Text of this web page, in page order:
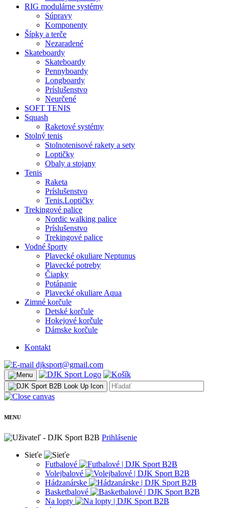
RIG modulárne systémy
Súpravy
Komponenty
Šípky a terče
Nezaradené
Skateboardy
Skateboardy
Pennyboardy
Longboardy
Príslušenstvo
Neurčené
SOFT TENIS
Squash
Raketové systémy
Stolný tenis
Stolnotenisové rakety a sety
Loptičky
Obaly a stojany
Tenis
Raketa
Príslušenstvo
Tenis.Loptičky
Trekingové palice
Nordic walking palice
Príslušenstvo
Trekingové palice
Vodné športy
Plavecké okuliare Neptunus
Plavecké potreby
Čiapky
Potápanie
Plavecké okuliare Aqua
Zimné korčule
Detské korčule
Hokejové korčule
Dámske korčule
Kontakt
djksport@gmail.com
MENU
Prihlásenie
Sieťe
Futbalové
Volejbalové
Hádzanárske
Basketbalové
Na lopty